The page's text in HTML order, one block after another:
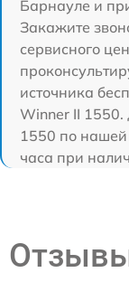
Барнауле и
Закажите
сервисного
источника
Winner II 1550.
1550 по нашей
часа при